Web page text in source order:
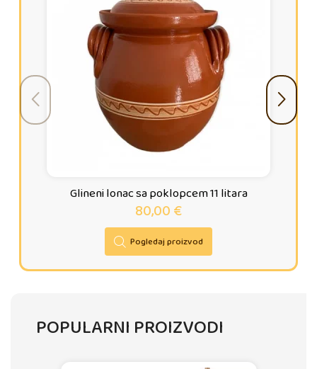
Glineni lonac sa poklopcem 11 litara
80,00€
Pogledaj proizvod
POPULARNI PROIZVODI